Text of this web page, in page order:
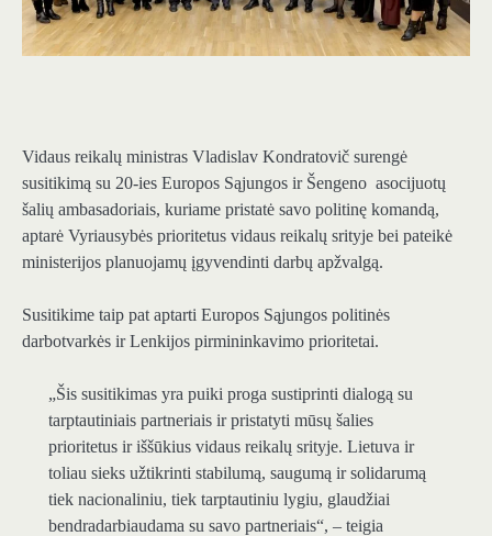
Vidaus reikalų ministras Vladislav Kondratovič surengė
susitikimą su 20-ies Europos Sąjungos ir Šengeno asocijuotų
šalių ambasadoriais, kuriame pristatė savo politinę komandą,
aptarė Vyriausybės prioritetus vidaus reikalų srityje bei pateikė
ministerijos planuojamų įgyvendinti darbų apžvalgą.
Susitikime taip pat aptarti Europos Sąjungos politinės
darbotvarkės ir Lenkijos pirmininkavimo prioritetai.
„Šis susitikimas yra puiki proga sustiprinti dialogą su
tarptautiniais partneriais ir pristatyti mūsų šalies
prioritetus ir iššūkius vidaus reikalų srityje. Lietuva ir
toliau sieks užtikrinti stabilumą, saugumą ir solidarumą
tiek nacionaliniu, tiek tarptautiniu lygiu, glaudžiai
bendradarbiaudama su savo partneriais“, – teigia